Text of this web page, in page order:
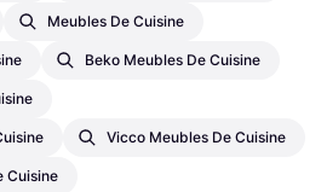
Meubles De Cuisine
Beko Meubles De Cuisine
Vicco Meubles De Cuisine
Cuisine